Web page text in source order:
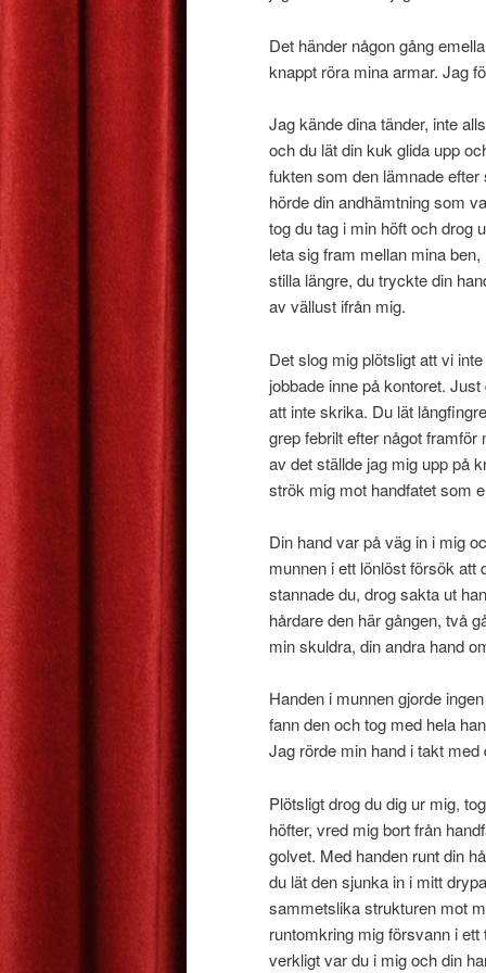
Det händer någon gång
knappt röra mina armar. Jag
Jag kände dina tänder, inte
och du lät din kuk glida upp
fukten som den lämnade
hörde din andhämtning som
tog du tag i min höft och drog
leta sig fram mellan mina
stilla längre, du tryckte din
av vällust ifrån mig.
Det slog mig plötsligt att vi
jobbade inne på kontoret.
att inte skrika. Du lät
grep febrilt efter något
av det ställde jag mig upp på
strök mig mot handfatet som
Din hand var på väg in i mig
munnen i ett lönlöst försök att
stannade du, drog sakta ut
hårdare den här gången, två
min skuldra, din andra hand
Handen i munnen gjorde
fann den och tog med hela
Jag rörde min hand i takt
Plötsligt drog du dig ur mig,
höfter, vred mig bort från
golvet. Med handen runt din
du lät den sjunka in i mitt
sammetslika strukturen mot
runtomkring mig försvann i
verkligt var du i mig och din